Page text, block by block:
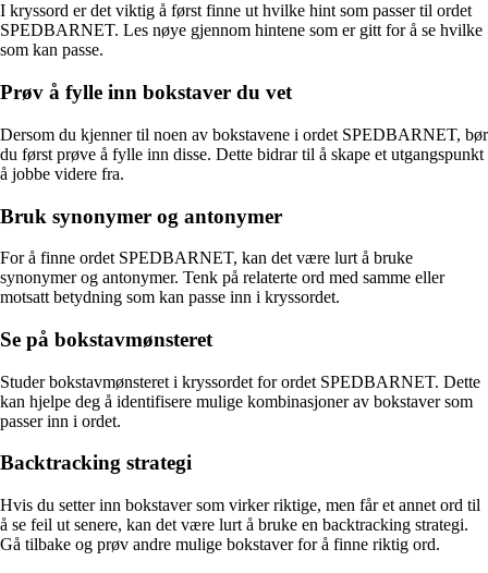
I kryssord er det viktig å først finne ut hvilke hint som passer til ordet
SPEDBARNET. Les nøye gjennom hintene som er gitt for å se hvilke
som kan passe.
Prøv å fylle inn bokstaver du vet
Dersom du kjenner til noen av bokstavene i ordet SPEDBARNET, bør
du først prøve å fylle inn disse. Dette bidrar til å skape et utgangspunkt
å jobbe videre fra.
Bruk synonymer og antonymer
For å finne ordet SPEDBARNET, kan det være lurt å bruke
synonymer og antonymer. Tenk på relaterte ord med samme eller
motsatt betydning som kan passe inn i kryssordet.
Se på bokstavmønsteret
Studer bokstavmønsteret i kryssordet for ordet SPEDBARNET. Dette
kan hjelpe deg å identifisere mulige kombinasjoner av bokstaver som
passer inn i ordet.
Backtracking strategi
Hvis du setter inn bokstaver som virker riktige, men får et annet ord til
å se feil ut senere, kan det være lurt å bruke en backtracking strategi.
Gå tilbake og prøv andre mulige bokstaver for å finne riktig ord.